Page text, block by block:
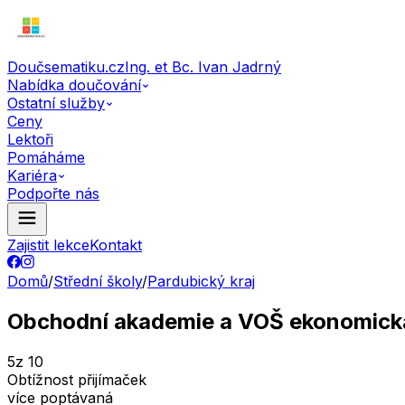
Doučsematiku.czIng. et Bc. Ivan Jadrný
Nabídka doučování
Ostatní služby
Ceny
Lektoři
Pomáháme
Kariéra
Podpořte nás
Zajistit lekceKontakt
Domů/Střední školy/Pardubický kraj
Obchodní akademie a VOŠ
5z 10
Obtížnost přijímaček
více poptávaná